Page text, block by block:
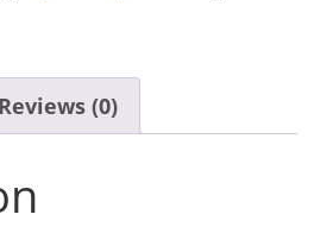
Reviews (0)